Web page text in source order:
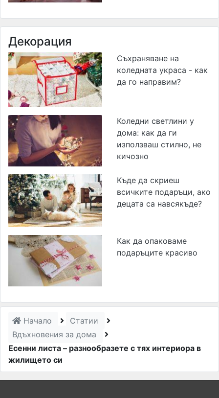
Декорация
Съхраняване на
коледната украса - как
да го направим?
Коледни светлини у
дома: как да ги
използваш стилно, не
кичозно
Къде да скриеш
всичките подаръци, ако
децата са навсякъде?
Как да опаковаме
подаръците красиво
Начало
Статии
Вдъхновения за дома
Есенни листа – разнообразете с тях интериора в
жилището си